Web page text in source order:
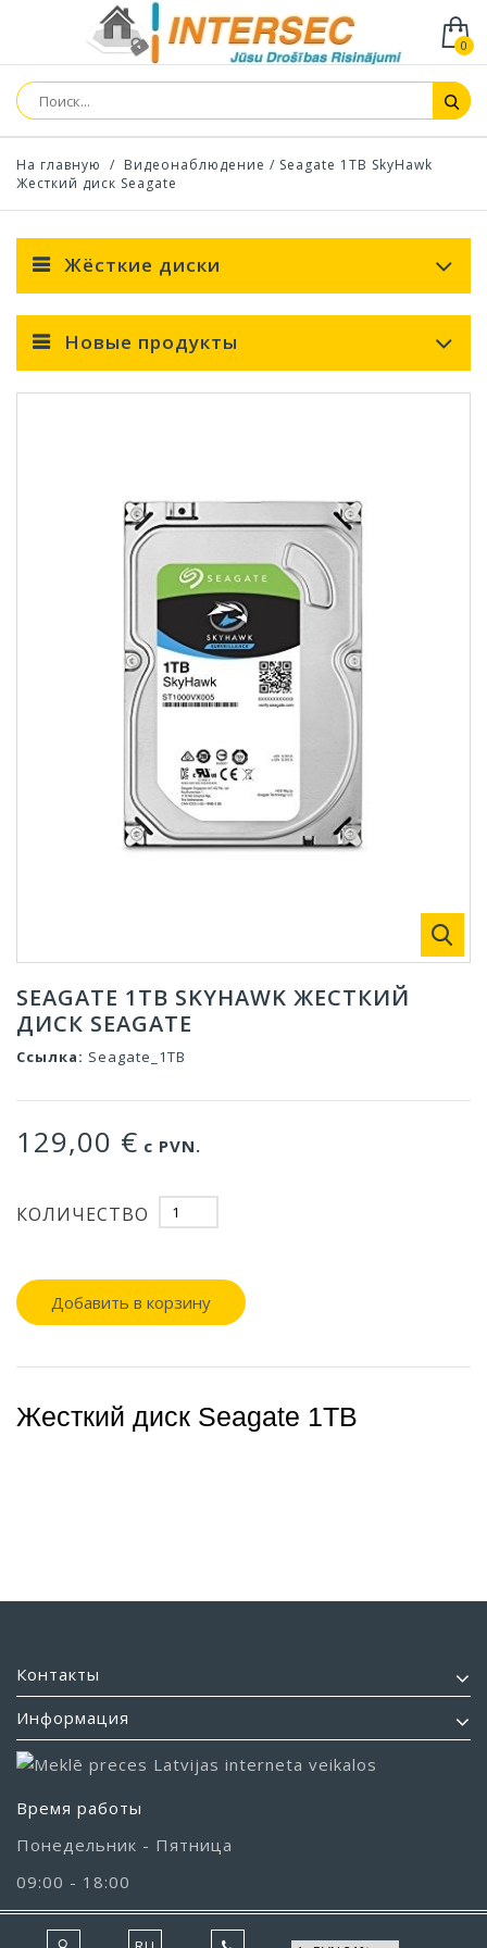
0
На главную / Видеонаблюдение / Seagate 1TB SkyHawk
Жесткий диск Seagate
Жёсткие диски
Новые продукты
SEAGATE 1TB SKYHAWK ЖЕСТКИЙ
ДИСК SEAGATE
Ссылка: Seagate_1TB
129,00 € с PVN.
КОЛИЧЕСТВО
Добавить в корзину
Жесткий диск Seagate 1TB
Контакты
Информация
Время работы
Понедельник - Пятница
09:00 - 18:00